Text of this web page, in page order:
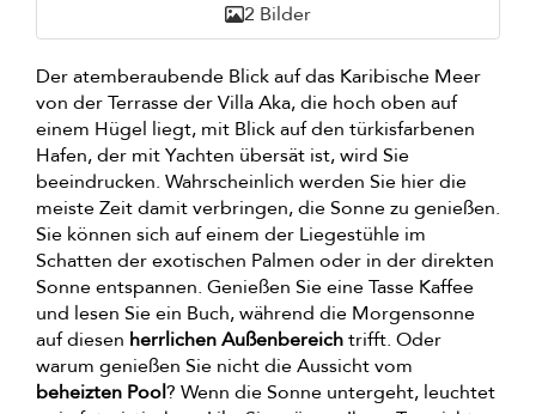
2 Bilder
Der atemberaubende Blick auf das Karibische Meer
von der Terrasse der Villa Aka, die hoch oben auf
einem Hügel liegt, mit Blick auf den türkisfarbenen
Hafen, der mit Yachten übersät ist, wird Sie
beeindrucken. Wahrscheinlich werden Sie hier die
meiste Zeit damit verbringen, die Sonne zu genießen.
Sie können sich auf einem der Liegestühle im
Schatten der exotischen Palmen oder in der direkten
Sonne entspannen. Genießen Sie eine Tasse Kaffee
und lesen Sie ein Buch, während die Morgensonne
auf diesen herrlichen Außenbereichtrifft. Oder
warum genießen Sie nicht die Aussicht vom
beheizten Pool? Wenn die Sonne untergeht, leuchtet